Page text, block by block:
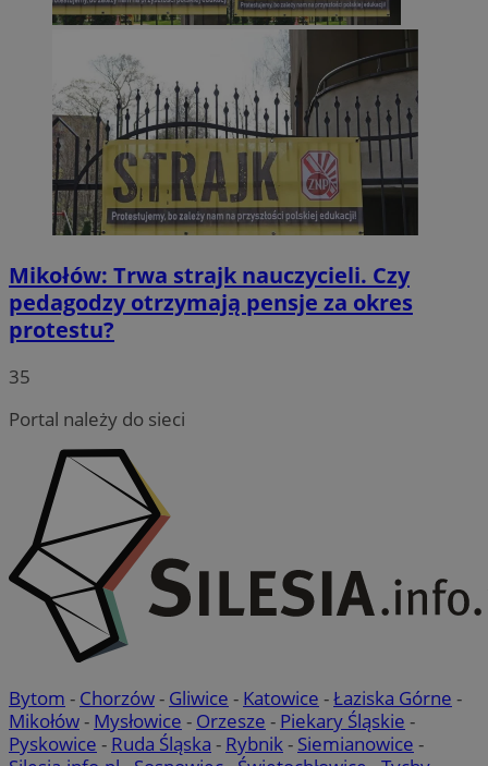
Mikołów: Trwa strajk nauczycieli. Czy
pedagodzy otrzymają pensje za okres
protestu?
35
Portal należy do sieci
Bytom - Chorzów- Gliwice - Katowice -Łaziska Górne -
Mikołów- Mysłowice - Orzesze - Piekary Śląskie -
Pyskowice - Ruda Śląska - Rybnik- Siemianowice -